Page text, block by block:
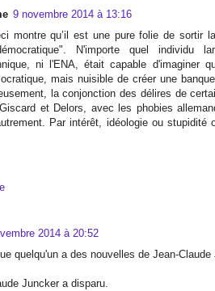
9 novembre 2014 à 13:16
montre qu’il est une pure folie de sortir
N'importe quel individu
ni l'ENA, était capable d'imaginer
mais nuisible de créer une
la conjonction des délires de
et Delors, avec les phobies
Par intérêt, idéologie ou
2014 à 20:52
quelqu'un a des nouvelles de Jean-Claude
Juncker a disparu.